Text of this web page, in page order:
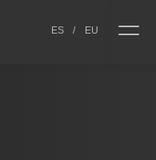
ES / EU